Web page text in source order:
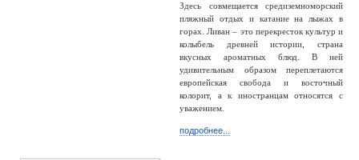
Здесь совмещается средиземноморский
пляжный отдых и катание на лыжах в
горах. Ливан – это перекресток культур и
колыбель древней истории, страна
вкусных ароматных блюд. В ней
удивительным образом переплетаются
европейская свобода и восточный
колорит, а к иностранцам относятся с
уважением.
подробнее...